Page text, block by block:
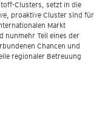
Clusters, setzt in die
proaktive Cluster sind für
Markt
nunmehr Teil eines der
Chancen und
regionaler Betreuung